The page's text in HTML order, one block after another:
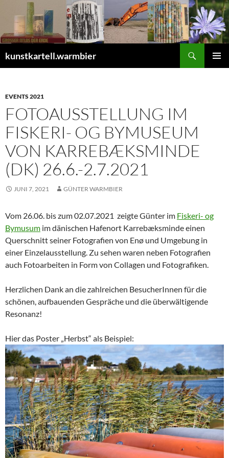
Inhalt
springen
kunstkartell.warmbier
EVENTS 2021
FOTOAUSSTELLUNG IM
FISKERI- OG BYMUSEUM
VON KARREBÆKSMINDE
(DK) 26.6.-2.7.2021
JUNI 7, 2021 GÜNTER WARMBIER
Vom 26.06. bis zum 02.07.2021 zeigte Günter im Fiskeri- og
Bymusum im dänischen Hafenort Karrebæksminde einen
Querschnitt seiner Fotografien von Enø und Umgebung in
einer Einzelausstellung. Zu sehen waren neben Fotografien
auch Fotoarbeiten in Form von Collagen und Fotografiken.
Herzlichen Dank an die zahlreichen BesucherInnen für die
schönen, aufbauenden Gespräche und die überwältigende
Resonanz!
Hier das Poster „Herbst“ als Beispiel: